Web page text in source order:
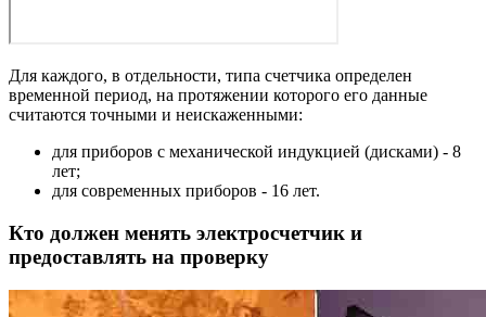
Для каждого, в отдельности, типа счетчика определен
временной период, на протяжении которого его данные
считаются точными и неискаженными:
для приборов с механической индукцией (дисками) - 8
лет;
для современных приборов - 16 лет.
Кто должен менять электросчетчик и
предоставлять на проверку